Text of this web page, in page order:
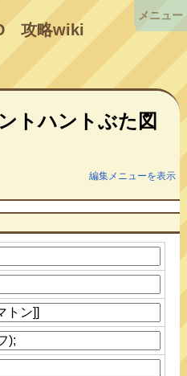
攻略wiki
トハントぶた図
編集メニューを表示
メニュー